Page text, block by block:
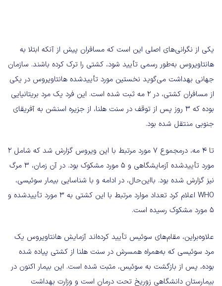
یکی از نگرانی‌های اصلی این است که مسافران پیش از آنکه ابتلا به
هانتاویروس به‌طور رسمی تأیید شود، کشتی را ترک کرده باشند. سازمان
جهانی بهداشت می‌گوید نخستین مورد تأییدشده هانتاویروس در یکی
از مسافران کشتی، در ۲ مه ثبت شده است. این فرد یک مرد بریتانیایی
بوده که ۳ روز پس از توقف در سنت هلنا، از جزیره اسنشن به آفریقای
جنوبی منتقل شده بود.
تا ۴ مه، درمجموع ۷ مورد مرتبط با این ویروس گزارش شد که شامل ۲
مورد تأییدشده آزمایشگاهی و ۵ مورد مشکوک بود. در آن زمان، ۳ مرگ
نیز گزارش شده بود. بااین‌حال، در ادامه و با شناسایی بیمار سوئیسی،
WHO اعلام کرد تعداد موارد مرتبط با این کشتی به ۳ مورد تأییدشده و
۵ مورد مشکوک رسیده است.
علاوه‌براین، مقام‌های سوئیس تأیید کرده‌اند آزمایش هانتاویروس یک
مرد سوئیسی که به‌همراه همسرش در سنت هلنا از کشتی پیاده شده
بوده، پس از بازگشت به سوئیس، مثبت شده است. این بیمار اکنون در
بیمارستان دانشگاهی زوریخ تحت درمان است و وزارت بهداشت